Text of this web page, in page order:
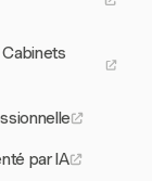
par IA